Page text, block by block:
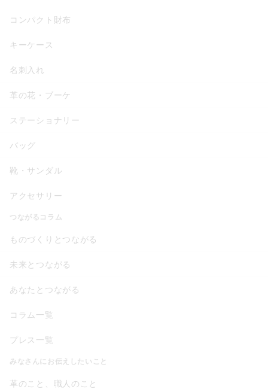
コンパクト財布
キーケース
名刺入れ
革の花・ブーケ
ステーショナリー
バッグ
靴・サンダル
アクセサリー
つながるコラム
ものづくりとつながる
未来とつながる
あなたとつながる
コラム一覧
プレス一覧
みなさんにお伝えしたいこと
革のこと、職人のこと